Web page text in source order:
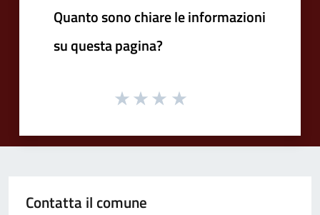
Quanto sono chiare le informazioni
su questa pagina?
Contatta il comune